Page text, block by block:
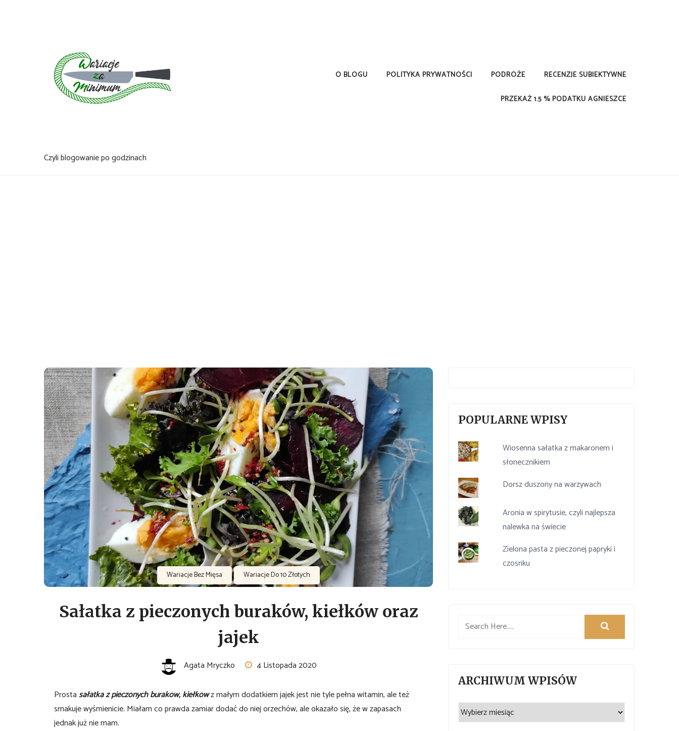
Czyli blogowanie po godzinach
O BLOGU POLITYKA PRYWATNOŚCI PODRÓŻE RECENZJE SUBIEKTYWNE
PRZEKAŻ 1.5 % PODATKU AGNIESZCE
Wariacje Bez Mięsa Wariacje Do 10 Złotych
Sałatka z pieczonych buraków, kiełków oraz
jajek
Agata Mryczko 4 Listopada 2020
Prostasałatka z pieczonych buraków, kiełkówz małym dodatkiem jajek jest nie tyle pełna witamin, ale też
smakuje wyśmienicie. Miałam co prawda zamiar dodać do niej orzechów, ale okazało się, że w zapasach
jednak już nie mam.
POPULARNE WPISY
Wiosenna sałatka z makaronem i
słonecznikiem
Dorsz duszony na warzywach
Aronia w spirytusie, czyli najlepsza
nalewka na świecie
Zielona pasta z pieczonej papryki i
czosnku
ARCHIWUM WPISÓW
Archiwum
wpisów